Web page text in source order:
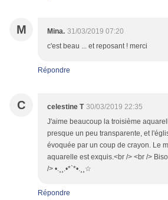
M Mina. 31/03/2019 07:20
c'est beau ... et reposant ! merci
Répondre
C celestine T 30/03/2019 22:35
J'aime beaucoup la troisième
presque un peu transparente, et
évoquée par un coup de crayon. Le
aquarelle est exquis.<br /> <br />
/> •.¸¸.•*`*•.¸¸☆
Répondre